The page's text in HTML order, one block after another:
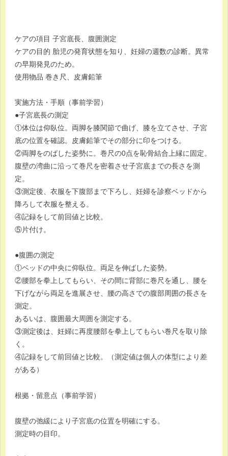
ケアの項目 子宮底長、腹囲測定
ケアの目的 胎児の発育状態を知り、妊婦の週数の診断。異常
の早期発見のため。
使用物品 巻き尺、皮膚鉛筆
実施方法・手順（事前学習）
●子宮底長の測定
①体位は仰臥位。両脚を膝関節で曲げ、膝を立てさせ、子宮
底の位置を確認。皮膚鉛筆でその部分に印をつける。
②両脚をのばした姿勢に。巻尺の0点を恥骨結合上縁に固定。
腹壁の湾曲に沿って巻尺を密着させ子宮底までの長さを測
定。
③測定後、衣服を下腹部まで下ろし、妊婦を診察ベッドから
降ろして衣服を整える。
④記録をして前回値と比較。
⑤片付け。
●腹囲の測定
①ベッドの中央に仰臥位。両足を伸ばした姿勢。
②腰部を拳上してもらい、その間に背部に巻尺を通し、腰を
下げながら両足を進展させ、腰の高さでの腹部周囲の長さを
測定。
あるいは、腹囲最大周囲を測定する。
③測定後は、妊婦に再度腰部を拳上してもらい巻尺を取り除
く。
④記録をして前回値と比較。（測定値は個人の体型により差
がある）
根拠・留意点（事前学習）
腹壁の弛緩により子宮底の位置を明確にする。
測定時の目印。